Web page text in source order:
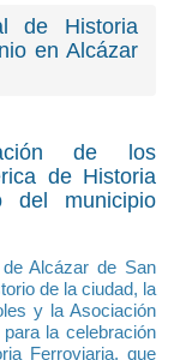
de Historia
en Alcázar
de los
de Historia
del municipio
Alcázar de San
de la ciudad, la
y la Asociación
la celebración
Ferroviaria, que